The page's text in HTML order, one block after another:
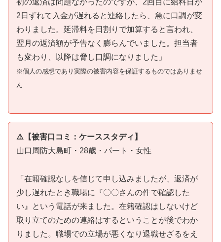
2日ずれて入金が遅れると連絡したら、急に口調が変
わりました。延滞料を日割りで加算すると言われ、
翌月の返済額が予告なく膨らんでいました。担当者
も変わり、以降は脅し口調になりました」
※個人の感想であり実際の被害内容を保証するものではありませ
ん
⚠️【被害口コミ：ケーススタディ】
山口周防大島町・28歳・パート・女性
「在籍確認なしを信じて申し込みましたが、返済が
少し遅れたとき職場に『〇〇さんの件で確認した
い』という電話が来ました。在籍確認はしないけど
取り立てのための連絡はするということが後でわか
りました。職場での立場が悪くなり退職せざるをえ